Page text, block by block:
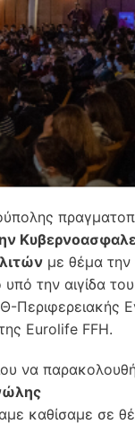
με θέμα την
την αιγίδα του
Περιφερειακής
Eurolife FFH.
να
καθίσαμε σε